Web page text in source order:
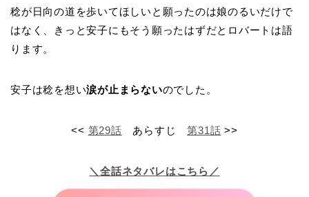
稔が日向の道を歩いてほしいと願ったのは娘のるいだけで
はなく、きっと安子にもそう願ったはずだとロバートは語
ります。
安子は稔を想い涙が止まらないのでした。
<< 第29話 あらすじ第31話 >>
＼全話ネタバレはこちら／